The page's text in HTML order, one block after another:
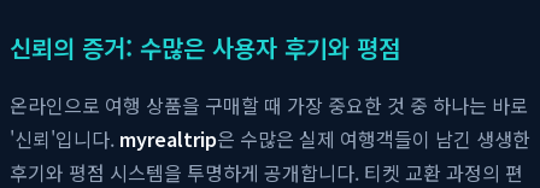
신뢰의 증거: 수많은 사용자 후기와 평점
온라인으로 여행 상품을 구매할 때 가장 중요한 것 중 하나는 바로
'신뢰'입니다. myrealtrip은 수많은 실제 여행객들이 남긴 생생한
후기와 평점 시스템을 투명하게 공개합니다. 티켓 교환 과정의 편